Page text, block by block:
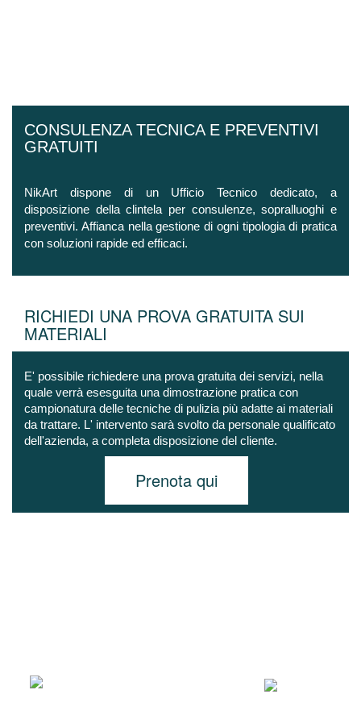
CONSULENZA TECNICA E PREVENTIVI
GRATUITI
NikArt dispone di un Ufficio Tecnico dedicato, a
disposizione della clintela per consulenze, sopralluoghi e
preventivi. Affianca nella gestione di ogni tipologia di pratica
con soluzioni rapide ed efficaci.
RICHIEDI UNA PROVA GRATUITA SUI
MATERIALI
E' possibile richiedere una prova gratuita dei servizi, nella
quale verrà esesguita una dimostrazione pratica con
campionatura delle tecniche di pulizia più adatte ai materiali
da trattare. L' intervento sarà svolto da personale qualificato
dell'azienda, a completa disposizione del cliente.
Prenota qui